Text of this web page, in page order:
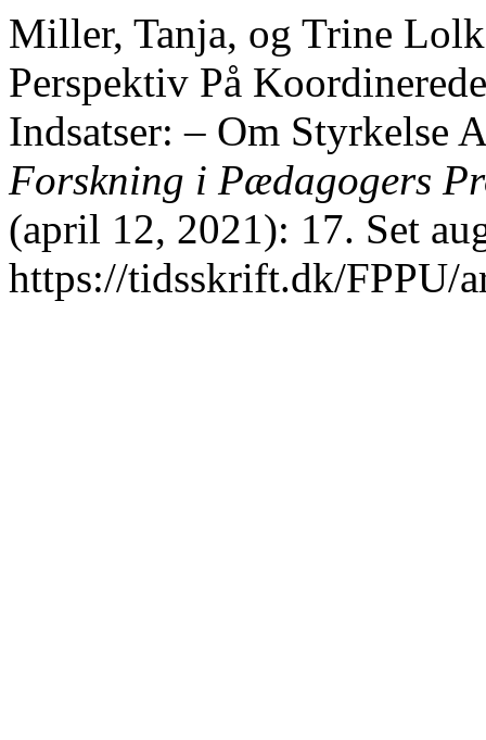
Miller, Tanja, og Trine
Perspektiv På
Indsatser: – Om Styrkelse
Forskning i Pædagogers
(april 12, 2021): 17. Set
https://tidsskrift.dk/FPPU/